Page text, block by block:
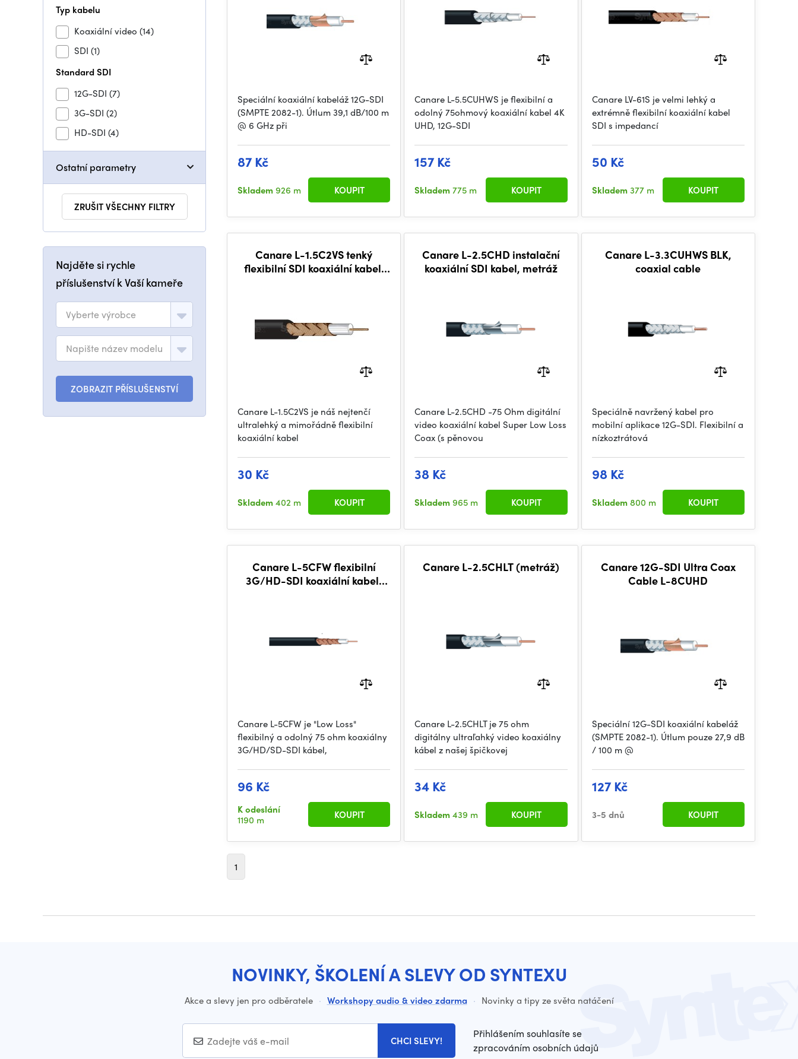
Typ kabelu
Koaxiální video (14)
SDI (1)
Standard SDI
12G-SDI (7)
3G-SDI (2)
HD-SDI (4)
Ostatní parametry
ZRUŠIT VŠECHNY FILTRY
Najděte si rychle
příslušenství k Vaší kameře
Vyberte výrobce
Napište název modelu
ZOBRAZIT PŘÍSLUŠENSTVÍ
Speciální koaxiální kabeláž 12G-SDI
(SMPTE 2082-1). Útlum 39,1 dB/100 m
@ 6 GHz při
87 Kč
Skladem926 m KOUPIT
Canare L-5.5CUHWS je flexibilní a
odolný 75ohmový koaxiální kabel 4K
UHD, 12G-SDI
157 Kč
Skladem775 m KOUPIT
Canare LV-61S je velmi lehký a
extrémně flexibilní koaxiální kabel
SDI s impedancí
50 Kč
Skladem377 m KOUPIT
Canare L-1.5C2VS tenký
flexibilní SDI koaxiální kabel,
Canare L-1.5C2VS je náš nejtenčí
ultralehký a mimořádně flexibilní
koaxiální kabel
30 Kč
Skladem402 m KOUPIT
Canare L-2.5CHD instalační
koaxiální SDI kabel, metráž
Canare L-2.5CHD -75 Ohm digitální
video koaxiální kabel Super Low Loss
Coax (s pěnovou
38 Kč
Skladem965 m KOUPIT
Canare L-3.3CUHWS BLK,
coaxial cable
Speciálně navržený kabel pro
mobilní aplikace 12G-SDI. Flexibilní a
nízkoztrátová
98 Kč
Skladem800 m KOUPIT
Canare L-5CFW flexibilní
3G/HD-SDI koaxiální kabel,
Canare L-5CFW je "Low Loss"
flexibilný a odolný 75 ohm koaxiálny
3G/HD/SD-SDI kábel,
96 Kč
K odeslání
1190 m
KOUPIT
Canare L-2.5CHLT (metráž)
Canare L-2.5CHLT je 75 ohm
digitálny ultraľahký video koaxiálny
kábel z našej špičkovej
34 Kč
Skladem439 m KOUPIT
Canare 12G-SDI Ultra Coax
Cable L-8CUHD
Speciální 12G-SDI koaxiální kabeláž
(SMPTE 2082-1). Útlum pouze 27,9 dB
/ 100 m @
127 Kč
3-5 dnů KOUPIT
1
NOVINKY, ŠKOLENÍ A SLEVY OD SYNTEXU
Akce a slevy jen pro odběratele · Workshopy audio & video zdarma · Novinky a tipy ze světa natáčení
CHCI SLEVY!
Přihlášením souhlasíte se
zpracováním osobních údajů